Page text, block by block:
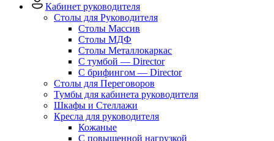
Кабинет руководителя
Столы для Руководителя
Столы Массив
Столы МДФ
Столы Металлокаркас
С тумбой — Director
C брифингом — Director
Столы для Переговоров
Тумбы для кабинета руководителя
Шкафы и Стеллажи
Кресла для руководителя
Кожаные
С повышенной нагрузкой